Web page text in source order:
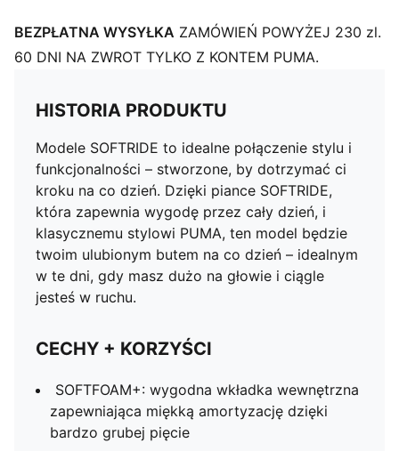
BEZPŁATNA WYSYŁKA ZAMÓWIEŃ POWYŻEJ 230 zl.
60 DNI NA ZWROT TYLKO Z KONTEM PUMA.
HISTORIA PRODUKTU
Modele SOFTRIDE to idealne połączenie stylu i
funkcjonalności – stworzone, by dotrzymać ci
kroku na co dzień. Dzięki piance SOFTRIDE,
która zapewnia wygodę przez cały dzień, i
klasycznemu stylowi PUMA, ten model będzie
twoim ulubionym butem na co dzień – idealnym
w te dni, gdy masz dużo na głowie i ciągle
jesteś w ruchu.
CECHY + KORZYŚCI
SOFTFOAM+: wygodna wkładka wewnętrzna
zapewniająca miękką amortyzację dzięki
bardzo grubej pięcie